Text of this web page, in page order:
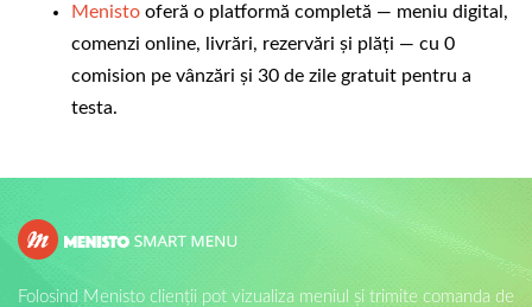
Menisto oferă o platformă completă — meniu digital,
comenzi online, livrări, rezervări și plăți — cu 0
comision pe vânzări și 30 de zile gratuit pentru a
testa.
Folosind Menisto clienții pot vizualiza meniul și trimite comanda de